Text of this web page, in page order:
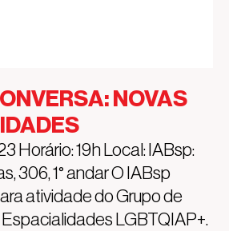
NOVAS
Horário: 19h Local: IABsp:
306, 1° andar O IABsp
atividade do Grupo de
LGBTQIAP+.